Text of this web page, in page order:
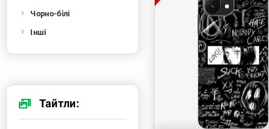
Чорно-білі
Інші
Тайтли: